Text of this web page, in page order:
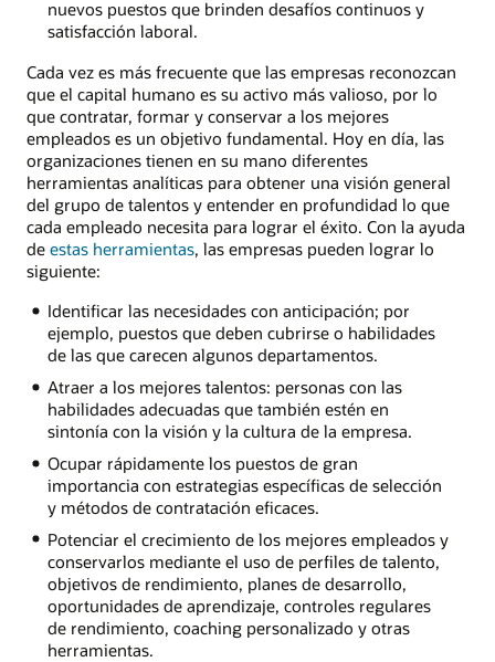
nuevos puestos que brinden desafíos continuos y
satisfacción laboral.
Cada vez es más frecuente que las empresas reconozcan
que el capital humano es su activo más valioso, por lo
que contratar, formar y conservar a los mejores
empleados es un objetivo fundamental. Hoy en día, las
organizaciones tienen en su mano diferentes
herramientas analíticas para obtener una visión general
del grupo de talentos y entender en profundidad lo que
cada empleado necesita para lograr el éxito. Con la ayuda
de estas herramientas, las empresas pueden lograr lo
siguiente:
Identificar las necesidades con anticipación; por
ejemplo, puestos que deben cubrirse o habilidades
de las que carecen algunos departamentos.
Atraer a los mejores talentos: personas con las
habilidades adecuadas que también estén en
sintonía con la visión y la cultura de la empresa.
Ocupar rápidamente los puestos de gran
importancia con estrategias específicas de selección
y métodos de contratación eficaces.
Potenciar el crecimiento de los mejores empleados y
conservarlos mediante el uso de perfiles de talento,
objetivos de rendimiento, planes de desarrollo,
oportunidades de aprendizaje, controles regulares
de rendimiento, coaching personalizado y otras
herramientas.